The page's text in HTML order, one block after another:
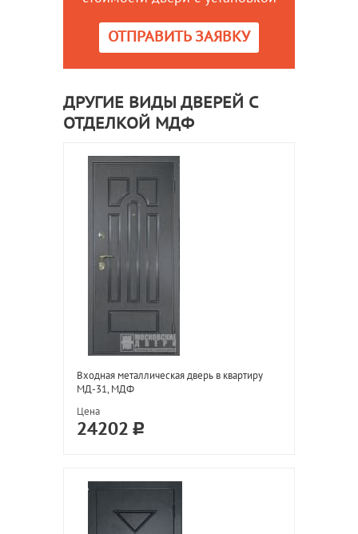
ОТПРАВИТЬ ЗАЯВКУ
ДРУГИЕ ВИДЫ ДВЕРЕЙ С
ОТДЕЛКОЙ МДФ
Входная металлическая дверь в квартиру
МД-31, МДФ
Цена
24202